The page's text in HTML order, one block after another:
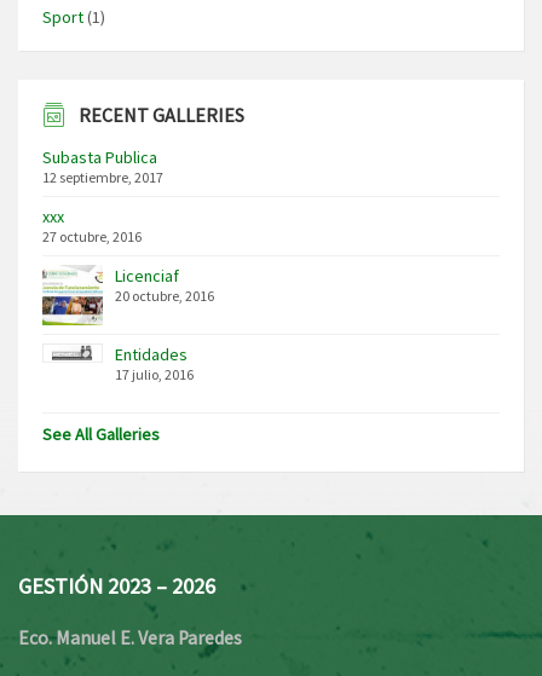
Sport(1)
RECENT GALLERIES
Subasta Publica
12 septiembre, 2017
xxx
27 octubre, 2016
Licenciaf
20 octubre, 2016
Entidades
17 julio, 2016
See All Galleries
GESTIÓN 2023 – 2026
Eco. Manuel E. Vera Paredes